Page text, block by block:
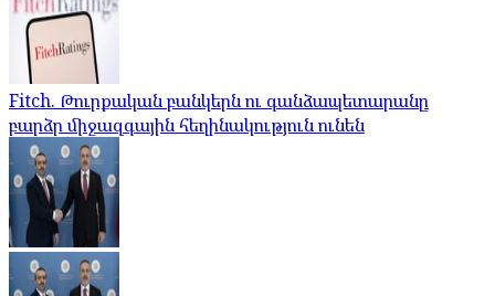
Fitch. Թուրքական բանկերն ու գանձապետարանը
բարձր միջազգային հեղինակություն ունեն